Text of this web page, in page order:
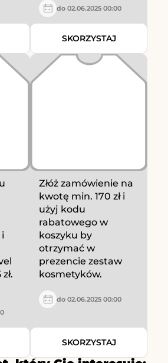
do 02.06.2025 00:00
SKORZYSTAJ
i
Złóż zamówienie na
kwotę min. 170 zł i
użyj kodu
rabatowego w
koszyku by
otrzymać w
prezencie zestaw
kosmetyków.
do 02.06.2025 00:00
SKORZYSTAJ